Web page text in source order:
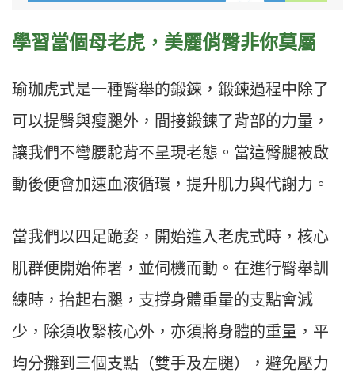
學習當個母老虎，美麗俏臀非你莫屬
瑜珈虎式是一種臀舉的鍛鍊，鍛鍊過程中除了
可以提臀與瘦腿外，間接鍛鍊了背部的力量，
讓我們不彎腰駝背不呈現老態。當這臀腿被啟
動後便會加速血液循環，提升肌力與代謝力。
當我們以四足跪姿，開始進入老虎式時，核心
肌群便開始佈署，並伺機而動。在進行臀舉訓
練時，抬起右腿，支撐身體重量的支點會減
少，除須收緊核心外，亦須將身體的重量，平
均分攤到三個支點（雙手及左腿），避免壓力